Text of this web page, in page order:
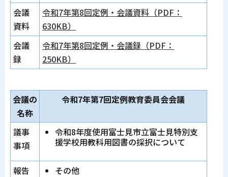
会議
資料
令和7年第8回定例・会議資料（PDF：
630KB）
会議
録
令和7年第8回定例・会議録（PDF：
250KB）
会議の
名称
令和7年第7回定例教育委員会会議
議事
事項
令和8年度使用富士見市立富士見特別支
援学校用教科用図書の採択について
報告
その他